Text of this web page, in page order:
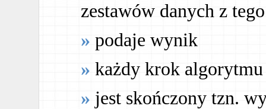
zestawów danych z
podaje wynik
każdy krok
jest skończony tzn.